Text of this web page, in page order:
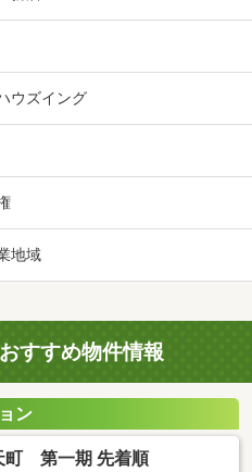
ウズイング
地域
すすめ物件情報
ン
町 第一期 先着順